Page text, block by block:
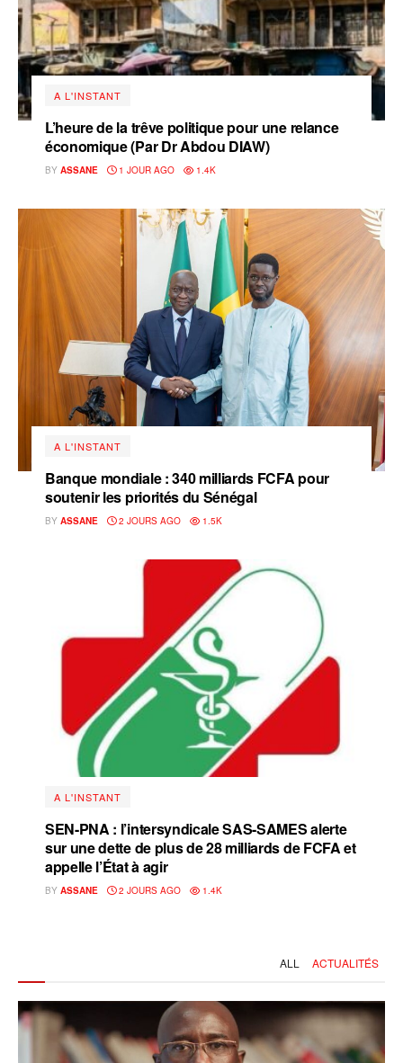
A L'INSTANT
L’heure de la trêve politique pour une relance
économique (Par Dr Abdou DIAW)
BY ASSANE 1 JOUR AGO 1.4K
A L'INSTANT
Banque mondiale : 340 milliards FCFA pour
soutenir les priorités du Sénégal
BY ASSANE 2 JOURS AGO 1.5K
A L'INSTANT
SEN-PNA : l’intersyndicale SAS-SAMES alerte
sur une dette de plus de 28 milliards de FCFA et
appelle l’État à agir
BY ASSANE 2 JOURS AGO 1.4K
ALL ACTUALITÉS